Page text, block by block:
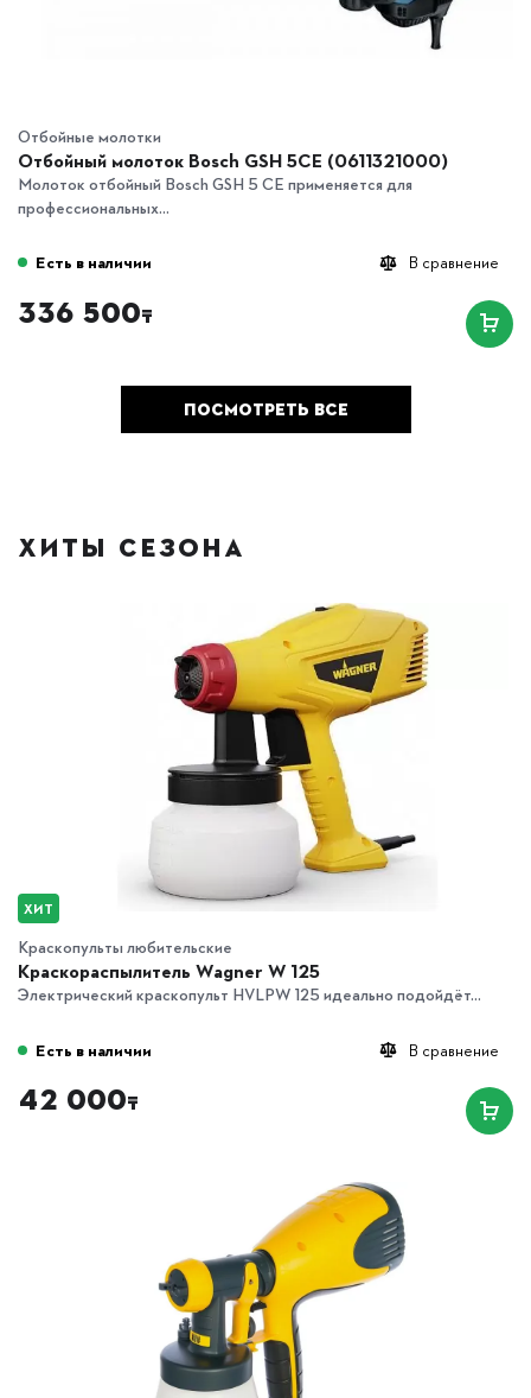
Отбойные молотки
Отбойный молоток Bosch GSH 5CE (0611321000)
Молоток отбойный Bosch GSH 5 CE применяется для
профессиональных...
В сравнение
Есть в наличии
336 500₸
ПОСМОТРЕТЬ ВСЕ
ХИТЫ СЕЗОНА
ХИТ
Краскопульты любительские
Краскораспылитель Wagner W 125
Электрический краскопульт HVLPW 125 идеально подойдёт...
В сравнение
Есть в наличии
42 000₸